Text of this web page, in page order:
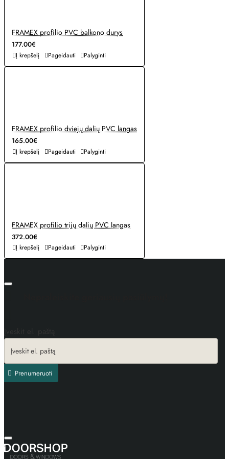
FRAMEX profilio PVC balkono durys
177.00€
Į krepšelį Pageidauti Palyginti
FRAMEX profilio dviejų dalių PVC langas
165.00€
Į krepšelį Pageidauti Palyginti
FRAMEX profilio trijų dalių PVC langas
372.00€
Į krepšelį Pageidauti Palyginti
Įveskit el. paštą
Prenumeruoti